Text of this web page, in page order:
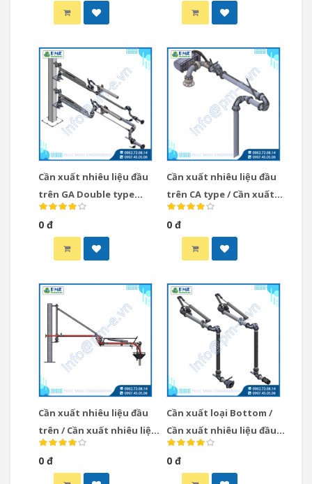
BA PTFE Lined type Gasso
Tây Ban Nha
Cần xuất nhiêu liệu đầu
trên GA Double type
Gasso Tây Ban Nha / Cần
xuất nhiêu liệu loại Top
GA Double type Gasso
Tây Ban Nha
0 đ
Cần xuất nhiêu liệu đầu
trên CA type / Cần xuất
nhiêu liệu loại Top CA
type
0 đ
Cần xuất nhiêu liệu đầu
trên / Cần xuất nhiêu liệu
loại Top BA Type
0 đ
Cần xuất loại Bottom /
Cần xuất nhiêu liệu đầu
dưới loại HA hiệu Gasso
Tây Ban Nha
0 đ